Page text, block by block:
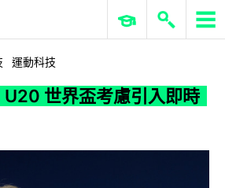
ERP 與商業 AI
運動科技
U20 世界盃考慮引入即時